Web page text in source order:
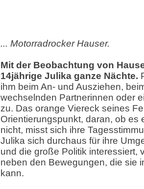
... Motorradrocker Hauser.
Mit der Beobachtung von
14jährige Julika ganze Nächte.
ihm beim An- und Ausziehen,
wechselnden Partnerinnen oder
zu. Das orange Viereck seines
Orientierungspunkt, daran, ob es
nicht, misst sich ihre
Julika sich durchaus für ihre
und die große Politik interessiert,
neben den Bewegungen, die sie
kann.